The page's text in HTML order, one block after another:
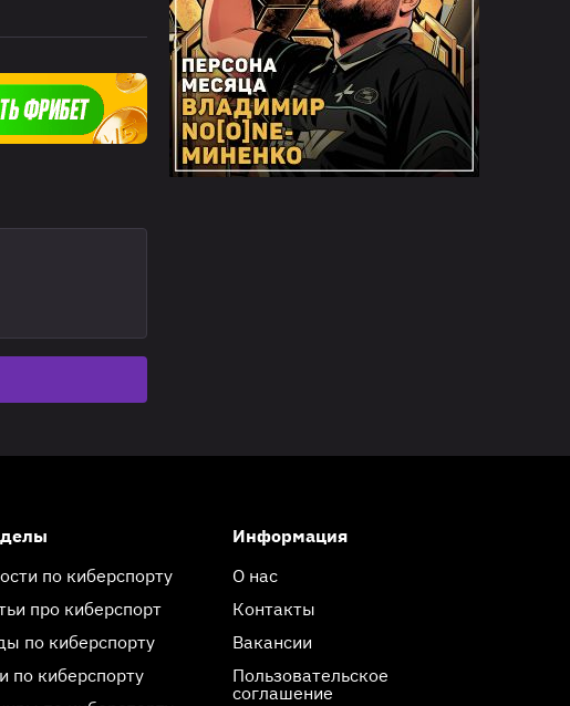
по киберспорту
про киберспорт
по киберспорту
по киберспорту
Информация
О нас
Контакты
Вакансии
Пользовательское
соглашение